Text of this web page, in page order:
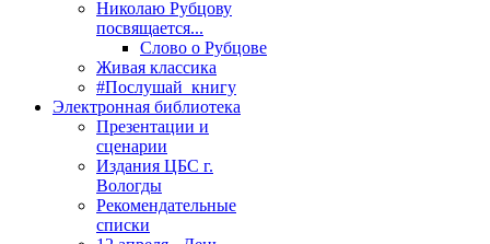
Николаю Рубцову
посвящается...
Слово о Рубцове
Живая классика
#Послушай_книгу
Электронная библиотека
Презентации и
сценарии
Издания ЦБС г.
Вологды
Рекомендательные
списки